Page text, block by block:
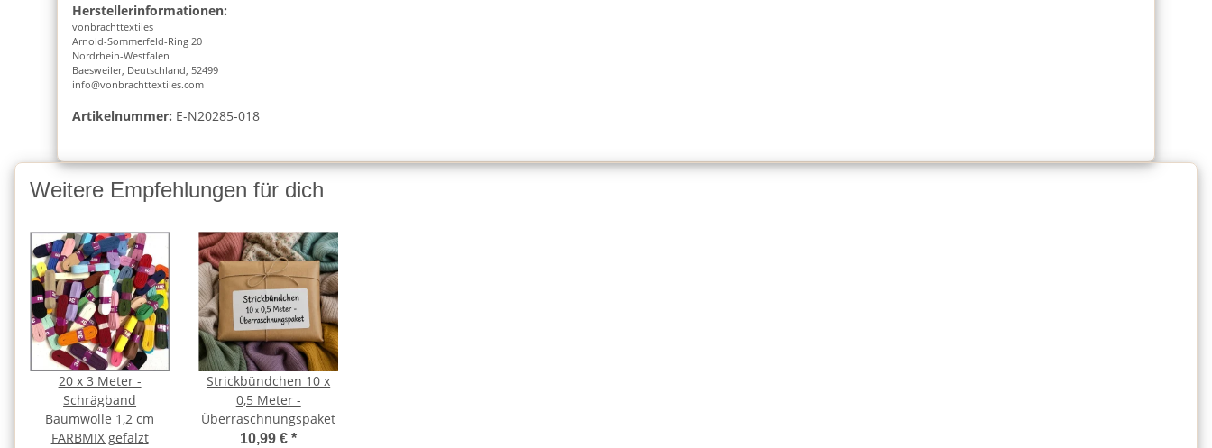
Herstellerinformationen:
vonbrachttextiles
Arnold-Sommerfeld-Ring 20
Nordrhein-Westfalen
Baesweiler, Deutschland, 52499
info@vonbrachttextiles.com
Artikelnummer: E-N20285-018
Weitere Empfehlungen für dich
20 x 3 Meter -
Schrägband
Baumwolle 1,2 cm
FARBMIX gefalzt
Strickbündchen 10 x
0,5 Meter -
Überraschnungspaket
10,99 €*